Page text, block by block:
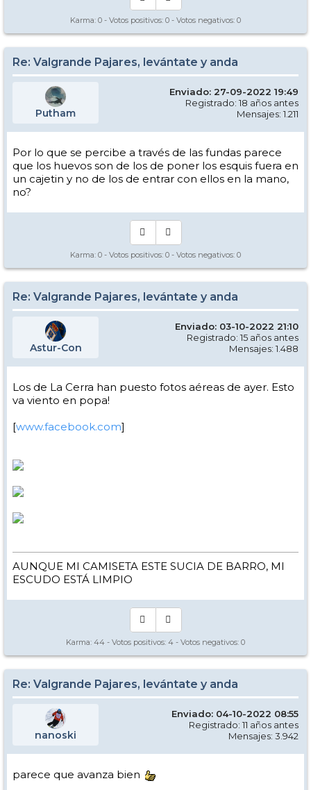
Karma: 0 - Votos positivos: 0 - Votos negativos: 0
Re: Valgrande Pajares, levántate y anda
Putham
Enviado: 27-09-2022 19:49
Registrado: 18 años antes
Mensajes: 1.211
Por lo que se percibe a través de las fundas parece
que los huevos son de los de poner los esquis fuera en
un cajetin y no de los de entrar con ellos en la mano,
no?
Karma: 0 - Votos positivos: 0 - Votos negativos: 0
Re: Valgrande Pajares, levántate y anda
Astur-Con
Enviado: 03-10-2022 21:10
Registrado: 15 años antes
Mensajes: 1.488
Los de La Cerra han puesto fotos aéreas de ayer. Esto
va viento en popa!
[www.facebook.com]
AUNQUE MI CAMISETA ESTE SUCIA DE BARRO, MI
ESCUDO ESTÁ LIMPIO
Karma: 44 - Votos positivos: 4 - Votos negativos: 0
Re: Valgrande Pajares, levántate y anda
nanoski
Enviado: 04-10-2022 08:55
Registrado: 11 años antes
Mensajes: 3.942
parece que avanza bien